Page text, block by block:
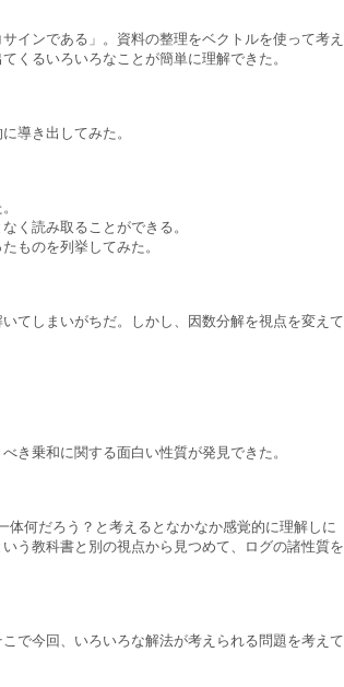
インである」。資料の整理をベクトルを使って考え
くるいろいろなことが簡単に理解できた。
導き出してみた。
く読み取ることができる。
ものを列挙してみた。
てしまいがちだ。しかし、因数分解を視点を変えて
き乗和に関する面白い性質が発見できた。
何だろう？と考えるとなかなか感覚的に理解しに
う教科書と別の視点から見つめて、ログの諸性質を
で今回、いろいろな解法が考えられる問題を考えて